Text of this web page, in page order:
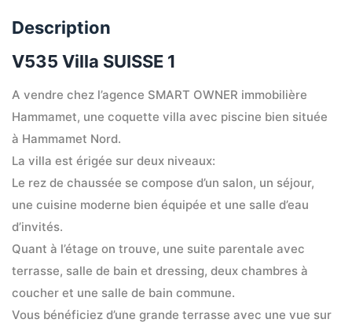
Description
V535 Villa SUISSE 1
A vendre chez l’agence SMART OWNER immobilière
Hammamet, une coquette villa avec piscine bien située
à Hammamet Nord.
La villa est érigée sur deux niveaux:
Le rez de chaussée se compose d’un salon, un séjour,
une cuisine moderne bien équipée et une salle d’eau
d’invités.
Quant à l’étage on trouve, une suite parentale avec
terrasse, salle de bain et dressing, deux chambres à
coucher et une salle de bain commune.
Vous bénéficiez d’une grande terrasse avec une vue sur